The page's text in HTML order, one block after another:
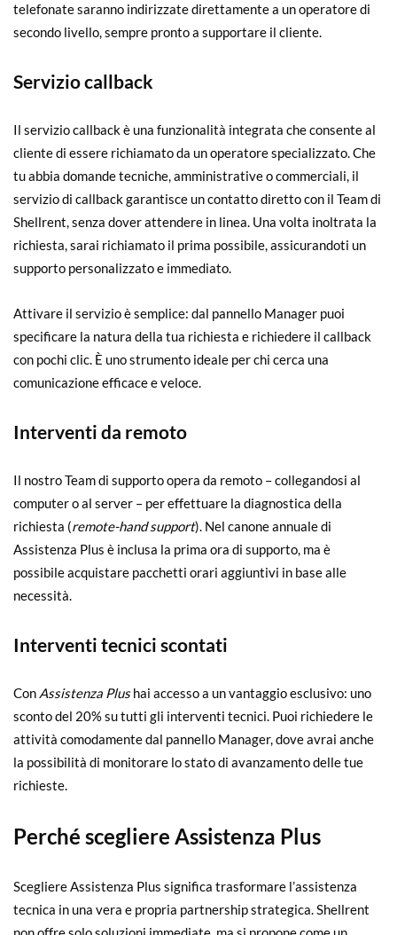
telefonate saranno indirizzate direttamente a un operatore di
secondo livello, sempre pronto a supportare il cliente.
Servizio callback
Il servizio callback è una funzionalità integrata che consente al
cliente di essere richiamato da un operatore specializzato. Che
tu abbia domande tecniche, amministrative o commerciali, il
servizio di callback garantisce un contatto diretto con il Team di
Shellrent, senza dover attendere in linea. Una volta inoltrata la
richiesta, sarai richiamato il prima possibile, assicurandoti un
supporto personalizzato e immediato.
Attivare il servizio è semplice: dal pannello Manager puoi
specificare la natura della tua richiesta e richiedere il callback
con pochi clic. È uno strumento ideale per chi cerca una
comunicazione efficace e veloce.
Interventi da remoto
Il nostro Team di supporto opera da remoto – collegandosi al
computer o al server – per effettuare la diagnostica della
richiesta (remote-hand support). Nel canone annuale di
Assistenza Plus è inclusa la prima ora di supporto, ma è
possibile acquistare pacchetti orari aggiuntivi in base alle
necessità.
Interventi tecnici scontati
Con Assistenza Plushai accesso a un vantaggio esclusivo: uno
sconto del 20% su tutti gli interventi tecnici. Puoi richiedere le
attività comodamente dal pannello Manager, dove avrai anche
la possibilità di monitorare lo stato di avanzamento delle tue
richieste.
Perché scegliere Assistenza Plus
Scegliere Assistenza Plus significa trasformare l’assistenza
tecnica in una vera e propria partnership strategica. Shellrent